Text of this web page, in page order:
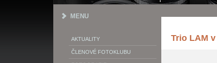
MENU
AKTUALITY
ČLENOVÉ FOTOKLUBU
Trio LAM